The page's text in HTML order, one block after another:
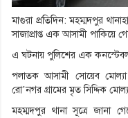
মাগুরা প্রতিদিন: মহম্মদপুর
সাজাপ্রাপ্ত এক আসামী পাকিয়ে
এ ঘটনায় পুলিশের এক
পলাতক আসামী সোয়েব মোল্যা
রো’নগর গ্রামের মৃত সিদ্দিক
মহম্মদপুর থানা সূত্রে জানা